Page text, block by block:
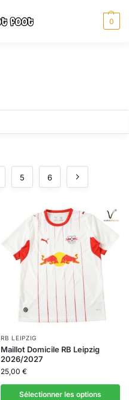
0
5 6
RB LEIPZIG
Maillot Domicile RB Leipzig
2026/2027
25,00 €
Sélectionner les options